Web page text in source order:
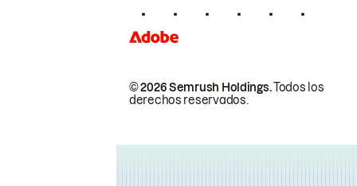
© 2026 Semrush Holdings.Todos los
derechos reservados.